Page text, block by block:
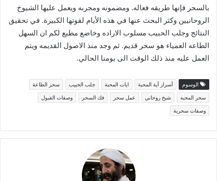
بالسحر فإنها طريقه فعاله. ومضمونه ومجربه ويعمل عليها الشيوخ
الروحانيين وكثر البحث عنها في هذه الأيام لقوتها الكبيرة. في تحقيق
النتائج وجلب الحبيب مسلوب الاراده وخاضع مطيع لكم ان السهل
الطاعه العمياء هو سحر قديم. ثم وجد منذ الاصول القديمه ويتم
العمل عليه منذ ذلك الوقت الى يومنا الحالي.
الوسوم أسرار آية المحبة ايات المحبة جلب الحبيب
سحر الطاعة
سحر المحبه
شيخ روحاني عمل سحر فك السحر
وصفات القبول
وصفات سحرية